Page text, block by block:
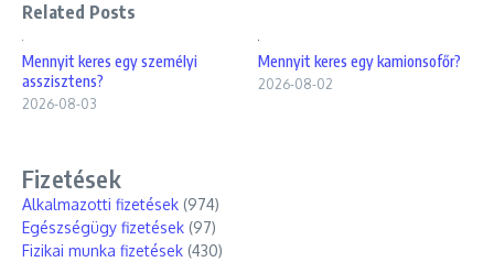
Related Posts
Mennyit keres egy személyi
asszisztens?
2026-08-03
Mennyit keres egy kamionsofőr?
2026-08-02
Fizetések
Alkalmazotti fizetések (974)
Egészségügy fizetések (97)
Fizikai munka fizetések (430)